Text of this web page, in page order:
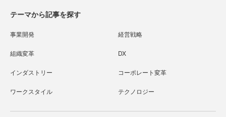
テーマから記事を探す
事業開発 経営戦略
組織変革 DX
インダストリー コーポレート変革
ワークスタイル テクノロジー